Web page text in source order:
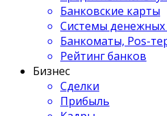
Банковские карты
Системы
Банкоматы, Pos-
Рейтинг банков
Бизнес
Сделки
Прибыль